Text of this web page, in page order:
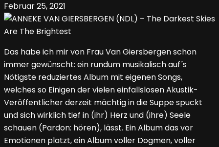
Februar 25, 2021
Das habe ich mir von Frau Van Giersbergen schon
immer gewünscht: ein rundum musikalisch auf´s
Nötigste reduziertes Album mit eigenen Songs,
welches so Einigen der vielen einfallslosen Akustik-
Veröffentlicher derzeit mächtig in die Suppe spuckt
und sich wirklich tief in (ihr) Herz und (ihre) Seele
schauen (Pardon: hören), lässt. Ein Album das vor
Emotionen platzt, ein Album voller Dogmen, voller